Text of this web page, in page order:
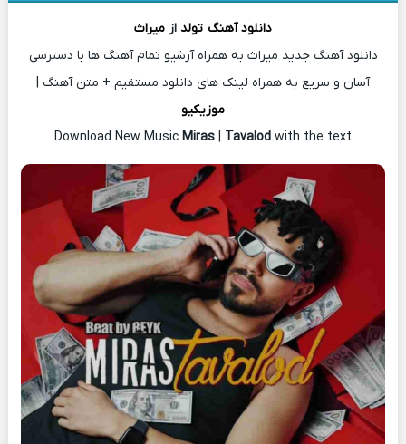
دانلود آهنگ تولد از میراث
دانلود آهنگ جدید میراث به همراه آرشیو تمام آهنگ ها با دسترسی
آسان و سریع به همراه لینک های دانلود مستقیم + متن آهنگ |
موزیکیو
Download New Music Miras | Tavalod with the text